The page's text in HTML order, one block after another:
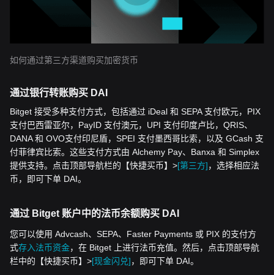
如何通过第三方渠道购买加密货币
通过银行转账购买 DAI
Bitget 接受多种支付方式，包括通过 iDeal 和 SEPA 支付欧元，PIX
支付巴西雷亚尔，PayID 支付澳元，UPI 支付印度卢比，QRIS、
DANA 和 OVO支付印尼盾，SPEI 支付墨西哥比索，以及 GCash 支
付菲律宾比索。这些支付方式由 Alchemy Pay、Banxa 和 Simplex
提供支持。点击顶部导航栏的【快捷买币】>[第三方]，选择相应法
币，即可下单 DAI。
通过 Bitget 账户中的法币余额购买 DAI
您可以使用 Advcash、SEPA、Faster Payments 或 PIX 的支付方
式存入法币资金，在 Bitget 上进行法币充值。然后，点击顶部导航
栏中的【快捷买币】>[现金闪兑]，即可下单 DAI。